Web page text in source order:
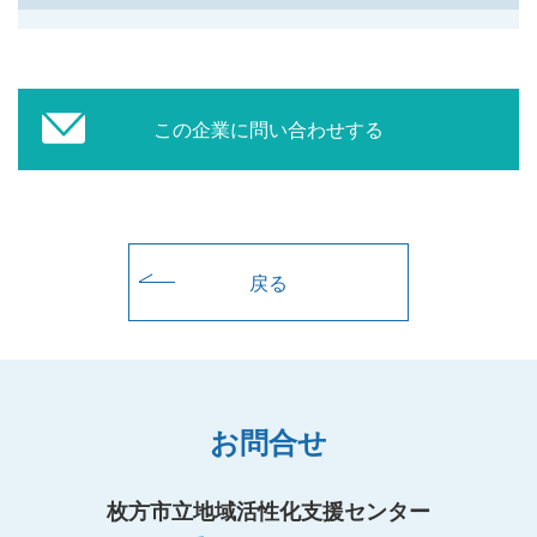
この企業に問い合わせする
戻る
お問合せ
枚方市立地域活性化支援センター